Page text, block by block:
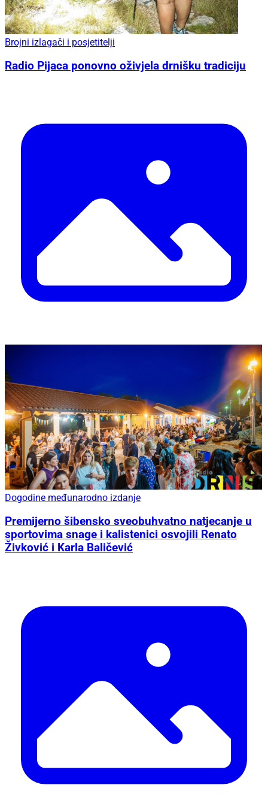
Brojni izlagači i posjetitelji
Radio Pijaca ponovno oživjela drnišku tradiciju
Dogodine međunarodno izdanje
Premijerno šibensko sveobuhvatno natjecanje u
sportovima snage i kalistenici osvojili Renato
Živković i Karla Baličević